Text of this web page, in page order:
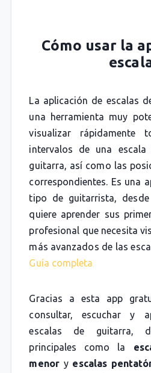
Cómo usar la
La aplicación de escalas
una herramienta muy
visualizar
intervalos de una
guitarra, así como las
correspondientes. Es una
tipo de guitarrista,
quiere aprender sus
profesional que necesita
más avanzados de las
Guía completa
Gracias a esta app
consultar, escuchar y
escalas de guitarra,
principales como la
menory escalas